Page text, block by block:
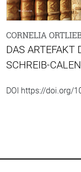
CORNELIA
DAS ARTEFAKT
SCHREIB-
DOI https://doi.org/